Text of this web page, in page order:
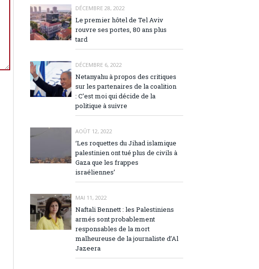
DÉCEMBRE 28, 2022
Le premier hôtel de Tel Aviv
rouvre ses portes, 80 ans plus
tard
DÉCEMBRE 6, 2022
Netanyahu à propos des critiques
sur les partenaires de la coalition
: C’est moi qui décide de la
politique à suivre
AOÛT 12, 2022
‘Les roquettes du Jihad islamique
palestinien ont tué plus de civils à
Gaza que les frappes
israéliennes’
MAI 11, 2022
Naftali Bennett : les Palestiniens
armés sont probablement
responsables de la mort
malheureuse de la journaliste d’Al
Jazeera